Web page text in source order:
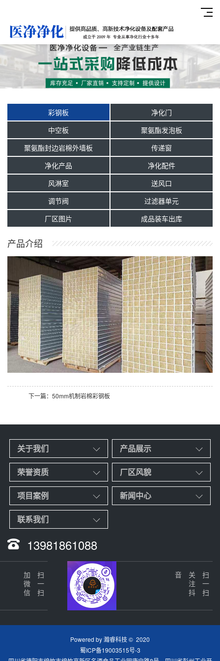
彩钢板
净化门
中空板
聚氨酯发泡板
聚氨酯封边岩棉外墙板
传递窗
净化产品
净化配件
风淋室
送风口
调节阀
过滤器单元
厂区图片
成品装车出库
产品介绍
下一篇：50mm机制岩棉彩钢板
关于我们 产品展示
荣誉资质 厂区风貌
项目案例 新闻中心
联系我们
13981861088
扫一扫
加微信 扫一扫
关
注
抖
音
Powered by瀚睿科技© 2020
蜀ICP备19003515号-3